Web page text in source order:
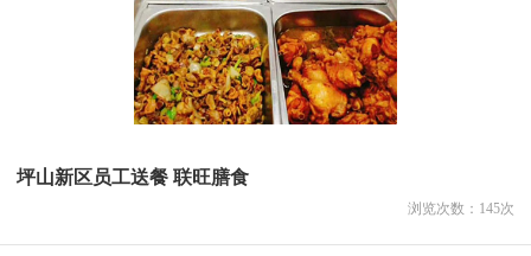
坪山新区员工送餐 联旺膳食
浏览次数： 145次